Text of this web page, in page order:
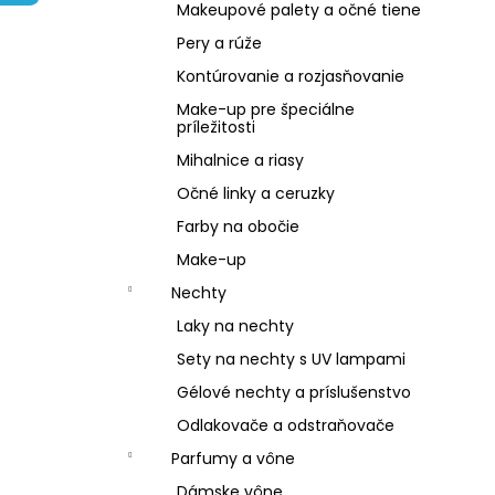
Makeupové palety a očné tiene
Pery a rúže
Kontúrovanie a rozjasňovanie
Make-up pre špeciálne
príležitosti
Mihalnice a riasy
Očné linky a ceruzky
Farby na obočie
Make-up
Nechty
Laky na nechty
Sety na nechty s UV lampami
Gélové nechty a príslušenstvo
Odlakovače a odstraňovače
Parfumy a vône
NZ DERMOCOSMETICS ROSACEA –
DERMOKOZMETICKÝ KRÉM NA REDUKCIU
ZAČERVENANIA A POSILNENIE CIEVOK
€9,99